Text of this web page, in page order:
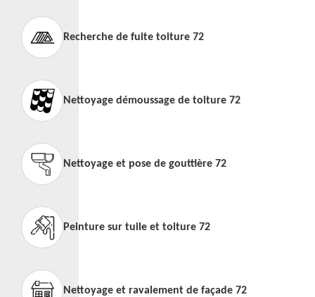
Recherche de fuite toiture 72
Nettoyage démoussage de toiture 72
Nettoyage et pose de gouttière 72
Peinture sur tuile et toiture 72
Nettoyage et ravalement de façade 72